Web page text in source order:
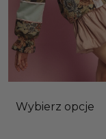
Wybierz opcje